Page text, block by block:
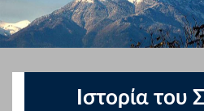
Ιστορία του